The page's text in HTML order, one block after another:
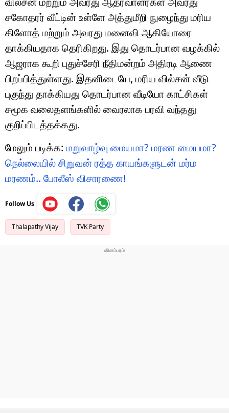
சகோதரர் வீட்டின் உள்ளே அத்துமீறி நுழைந்து மரிய
கிளோத் மற்றும் அவரது மனைவி ஆகியோரை
தாக்கியதாக தெரிகிறது. இது தொடர்பான வழக்கில்
ஆஜராக கூறி புதுச்சேரி நீதிமன்றம் அதிரடி ஆணை
பிறப்பித்துள்ளது. இதனிடையே, மரிய வில்சன் வீடு
புகுந்து தாக்கியது தொடர்பான வீடியோ காட்சிகள்
சமூக வலைதளங்களில் வைரலாக பரவி வந்தது
குறிப்பிடத்தக்கது.
மேலும் படிக்க: மறுவாழ்வு மையமா? மரண மையமா?
நெல்லையில் சிறுவன் ரத்த காயங்களுடன் மர்ம
மரணம்.. போலீஸ் விசாரணை!
Follow Us
Thalapathy Vijay TVK Party